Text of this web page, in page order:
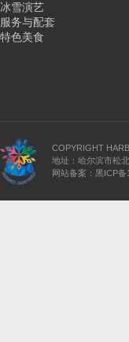
冰雪演艺
服务与配套
特色美食
COPYRIGHT
地址：哈尔滨市松
网站备案：黑ICP备